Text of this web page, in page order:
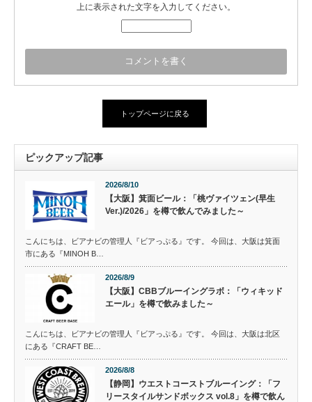
上に表示された文字を入力してください。
トップページに戻る
ピックアップ記事
2026/8/10
【大阪】箕面ビール：「桃ヴァイツェン(早生
Ver.)/2026」を樽で飲んでみました～
こんにちは、ビアナビの管理人『ビアっぷる』です。 今回は、大阪は箕面
市にある『MINOH B…
2026/8/9
【大阪】CBBブルーイングラボ：「ウィキッド
エール」を樽で飲みました～
こんにちは、ビアナビの管理人『ビアっぷる』です。 今回は、大阪は北区
にある『CRAFT BE…
2026/8/8
【静岡】ウエストコーストブルーイング：「フ
リースタイルサンドボックス vol.8」を樽で飲ん